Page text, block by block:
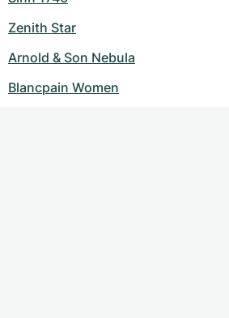
Zenith Star
Arnold & Son Nebula
Blancpain Women